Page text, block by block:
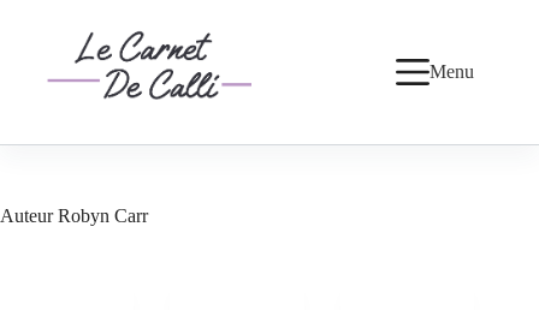
Menu
AuteurRobyn Carr